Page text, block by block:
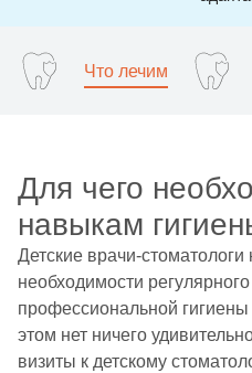
Что лечим
Для чего
навыкам
Детские врачи-стоматологи
необходимости
профессиональной
этом нет ничего
визиты к детскому